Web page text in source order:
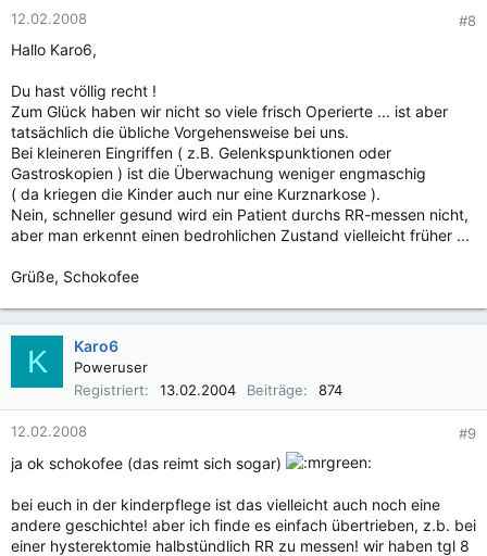
12.02.2008 #8
Hallo Karo6,
Du hast völlig recht !
Zum Glück haben wir nicht so viele frisch Operierte ... ist aber
tatsächlich die übliche Vorgehensweise bei uns.
Bei kleineren Eingriffen ( z.B. Gelenkspunktionen oder
Gastroskopien ) ist die Überwachung weniger engmaschig
( da kriegen die Kinder auch nur eine Kurznarkose ).
Nein, schneller gesund wird ein Patient durchs RR-messen nicht,
aber man erkennt einen bedrohlichen Zustand vielleicht früher ...
Grüße, Schokofee
K Karo6
Poweruser
Registriert
13.02.2004 Beiträge 874
12.02.2008 #9
ja ok schokofee (das reimt sich sogar)
bei euch in der kinderpflege ist das vielleicht auch noch eine
andere geschichte! aber ich finde es einfach übertrieben, z.b. bei
einer hysterektomie halbstündlich RR zu messen! wir haben tgl 8